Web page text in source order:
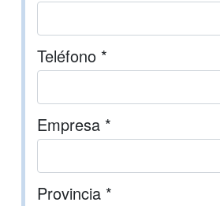
Teléfono *
Empresa *
Provincia *